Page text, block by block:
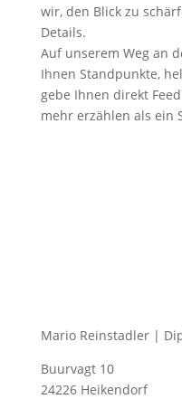
wir, den Blick zu
Details.
Auf unserem Weg an
Ihnen Standpunkte,
gebe Ihnen direkt
mehr erzählen als ein
Mario Reinstadler |
Buurvagt 10
24226 Heikendorf